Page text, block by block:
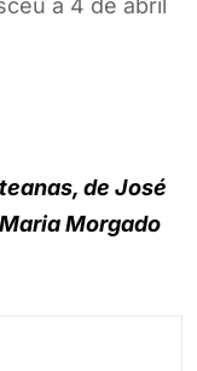
de José
Morgado